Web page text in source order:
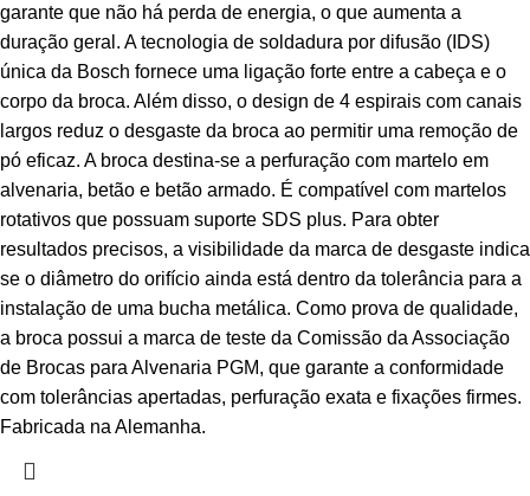
garante que não há perda de energia, o que aumenta a
duração geral. A tecnologia de soldadura por difusão (IDS)
única da Bosch fornece uma ligação forte entre a cabeça e o
corpo da broca. Além disso, o design de 4 espirais com canais
largos reduz o desgaste da broca ao permitir uma remoção de
pó eficaz. A broca destina-se a perfuração com martelo em
alvenaria, betão e betão armado. É compatível com martelos
rotativos que possuam suporte SDS plus. Para obter
resultados precisos, a visibilidade da marca de desgaste indica
se o diâmetro do orifício ainda está dentro da tolerância para a
instalação de uma bucha metálica. Como prova de qualidade,
a broca possui a marca de teste da Comissão da Associação
de Brocas para Alvenaria PGM, que garante a conformidade
com tolerâncias apertadas, perfuração exata e fixações firmes.
Fabricada na Alemanha.